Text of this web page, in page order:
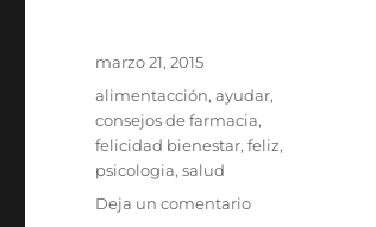
Publicado
el
marzo 21, 2015
Categorías
alimentacción,ayudar,
consejos de farmacia,
felicidad bienestar,feliz,
psicologia,salud
Deja un comentarioen